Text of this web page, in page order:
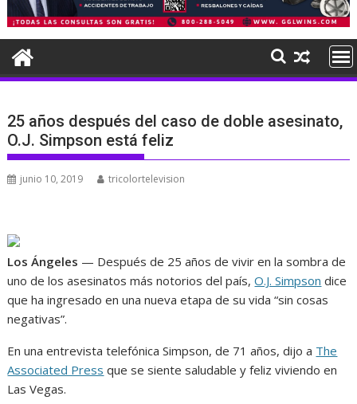
25 años después del caso de doble asesinato,
O.J. Simpson está feliz
junio 10, 2019 tricolortelevision
Los Ángeles — Después de 25 años de vivir en la sombra de
uno de los asesinatos más notorios del país,O.J. Simpson dice
que ha ingresado en una nueva etapa de su vida “sin cosas
negativas”.
En una entrevista telefónica Simpson, de 71 años, dijo a The
Associated Press que se siente saludable y feliz viviendo en
Las Vegas.